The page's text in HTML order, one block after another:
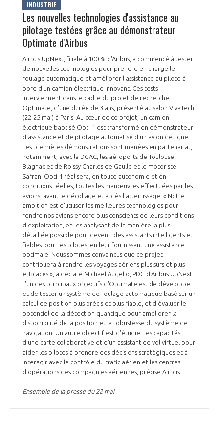
INDUSTRIE
Les nouvelles technologies d'assistance au
pilotage testées grâce au démonstrateur
Optimate d'Airbus
Airbus UpNext, filiale à 100 % d'Airbus, a commencé à tester
de nouvelles technologies pour prendre en charge le
roulage automatique et améliorer l'assistance au pilote à
bord d'un camion électrique innovant. Ces tests
interviennent dans le cadre du projet de recherche
Optimate, d’une durée de 3 ans, présenté au salon VivaTech
(22-25 mai) à Paris. Au cœur de ce projet, un camion
électrique baptisé Opti-1 est transformé en démonstrateur
d'assistance et de pilotage automatisé d'un avion de ligne.
Les premières démonstrations sont menées en partenariat,
notamment, avec la DGAC, les aéroports de Toulouse
Blagnac et de Roissy Charles de Gaulle et le motoriste
Safran. Opti-1 réalisera, en toute autonomie et en
conditions réelles, toutes les manœuvres effectuées par les
avions, avant le décollage et après l'atterrissage. « Notre
ambition est d'utiliser les meilleures technologies pour
rendre nos avions encore plus conscients de leurs conditions
d'exploitation, en les analysant de la manière la plus
détaillée possible pour devenir des assistants intelligents et
fiables pour les pilotes, en leur fournissant une assistance
optimale. Nous sommes convaincus que ce projet
contribuera à rendre les voyages aériens plus sûrs et plus
efficaces », a déclaré Michael Augello, PDG d'Airbus UpNext.
L'un des principaux objectifs d'Optimate est de développer
et de tester un système de roulage automatique basé sur un
calcul de position plus précis et plus fiable, et d'évaluer le
potentiel de la détection quantique pour améliorer la
disponibilité de la position et la robustesse du système de
navigation. Un autre objectif est d'étudier les capacités
d'une carte collaborative et d'un assistant de vol virtuel pour
aider les pilotes à prendre des décisions stratégiques et à
interagir avec le contrôle du trafic aérien et les centres
d'opérations des compagnies aériennes, précise Airbus.
Ensemble de la presse du 22 mai